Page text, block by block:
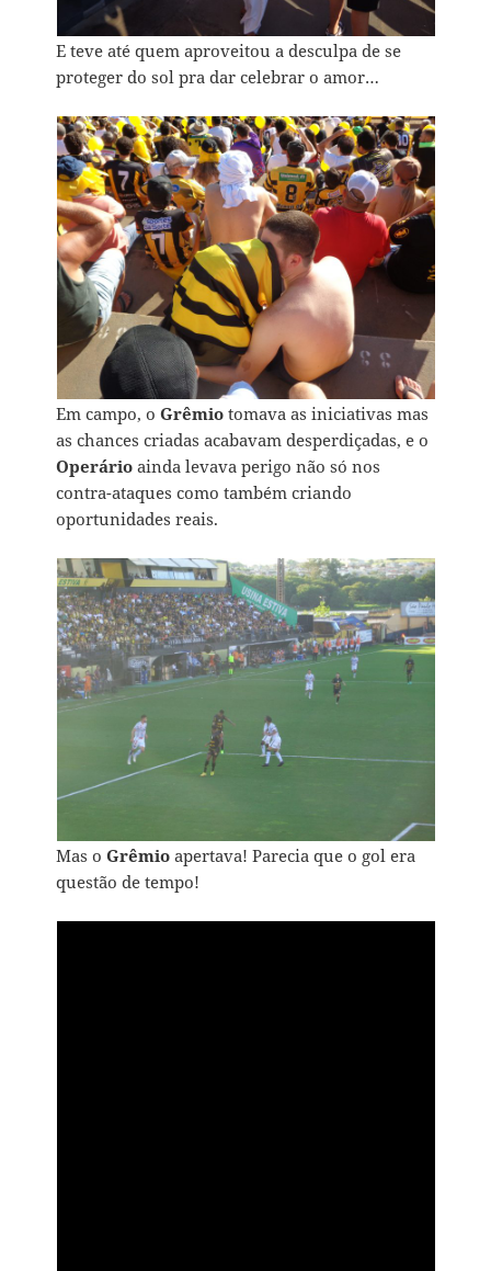
E teve até quem aproveitou a desculpa de se
proteger do sol pra dar celebrar o amor…
Em campo, oGrêmio tomava as iniciativas mas
as chances criadas acabavam desperdiçadas, e o
Operárioainda levava perigo não só nos
contra-ataques como também criando
oportunidades reais.
Mas oGrêmio apertava! Parecia que o gol era
questão de tempo!